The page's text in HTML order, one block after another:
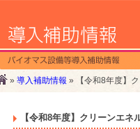
» 導入補助情報 » 【令和8年度】
【令和8年度】クリーンエネ